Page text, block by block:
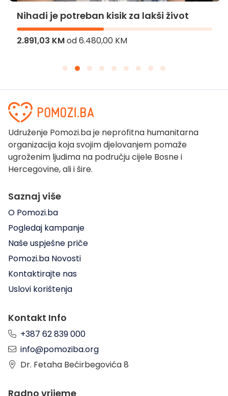
Nihadi je potreban kisik za lakši život
2.891,03 KMod6.480,00 KM
Udruženje Pomozi.ba je neprofitna humanitarna
organizacija koja svojim djelovanjem pomaže
ugroženim ljudima na području cijele Bosne i
Hercegovine, ali i šire.
Saznaj više
O Pomozi.ba
Pogledaj kampanje
Naše uspješne priče
Pomozi.ba Novosti
Kontaktirajte nas
Uslovi korištenja
Kontakt Info
+387 62 839 000
info@pomoziba.org
Dr. Fetaha Bećirbegovića 8
Radno vrijeme